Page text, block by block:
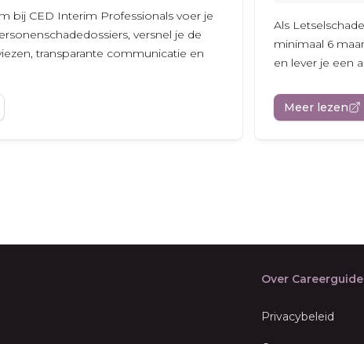
bij CED Interim Professionals voer je
versnel je de
transparante communicatie en
Als
minimaal 6
en lever je een
Meer lezen
Over Careerguide
Privacybeleid